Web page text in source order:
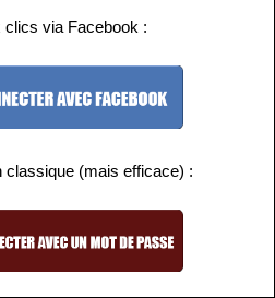
clics via Facebook :
classique (mais efficace) :